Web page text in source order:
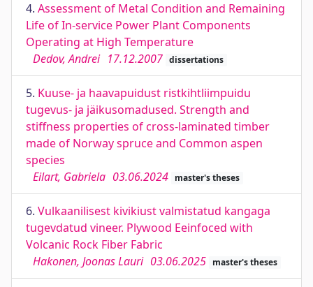
4. Assessment of Metal Condition and Remaining
Life of In-service Power Plant Components
Operating at High Temperature
Dedov, Andrei 17.12.2007 dissertations
5. Kuuse- ja haavapuidust ristkihtliimpuidu
tugevus- ja jäikusomadused. Strength and
stiffness properties of cross-laminated timber
made of Norway spruce and Common aspen
species
Eilart, Gabriela 03.06.2024 master's theses
6. Vulkaanilisest kivikiust valmistatud kangaga
tugevdatud vineer. Plywood Eeinfoced with
Volcanic Rock Fiber Fabric
Hakonen, Joonas Lauri 03.06.2025 master's theses